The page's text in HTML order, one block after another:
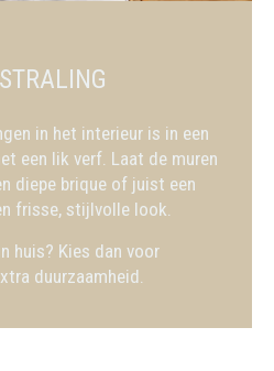
in het interieur is in een
een lik verf. Laat de muren
diepe brique of juist een
frisse, stijlvolle look.
huis? Kies dan voor
duurzaamheid.